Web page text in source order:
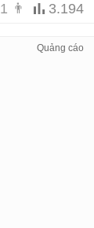
1 👨 3.194